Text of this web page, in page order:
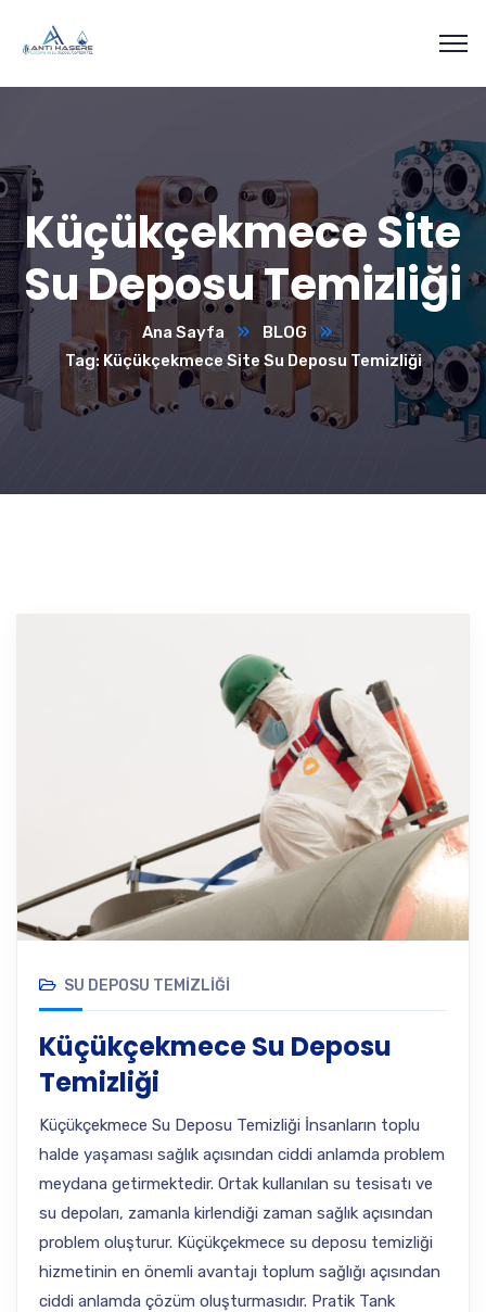
Küçükçekmece Site
Su Deposu Temizliği
Ana Sayfa
BLOG
Tag: Küçükçekmece Site Su Deposu Temizliği
SU DEPOSU TEMIZLIĞI
Küçükçekmece Su Deposu
Temizliği
Küçükçekmece Su Deposu Temizliği İnsanların toplu
halde yaşaması sağlık açısından ciddi anlamda problem
meydana getirmektedir. Ortak kullanılan su tesisatı ve
su depoları, zamanla kirlendiği zaman sağlık açısından
problem oluşturur. Küçükçekmece su deposu temizliği
hizmetinin en önemli avantajı toplum sağlığı açısından
ciddi anlamda çözüm oluşturmasıdır. Pratik Tank